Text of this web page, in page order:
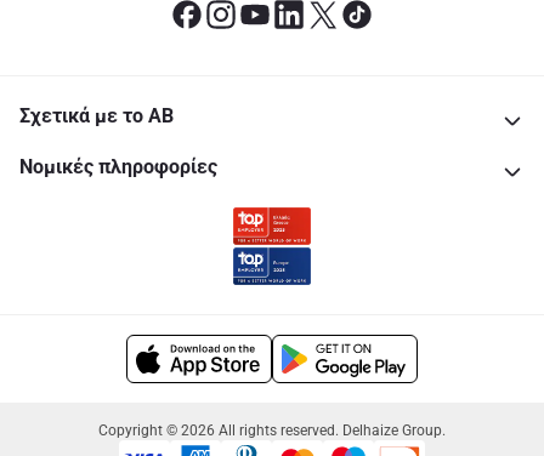
Σχετικά με το ΑΒ
Νομικές πληροφορίες
Copyright © 2026 All rights reserved. Delhaize Group.